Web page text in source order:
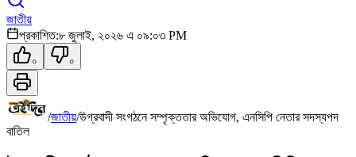
জাতীয়
প্রকাশিত:৮ জুলাই, ২০২৬ এ ০৯:০৩ PM
০ ০
/জাতীয়/উগ্রবাদী সংগঠনে সম্পৃক্ততার অভিযোগ, এনসিপি নেতার সদস্যপদ
বাতিল